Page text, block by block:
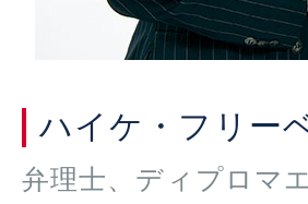
ハイケ・フリー
弁理士、ディプロマ